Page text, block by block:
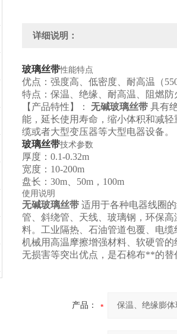
详细说明：
玻璃丝带性能特点
优点：强度高、低密度、耐高
特点：保温、绝缘、耐高温、
【产品特性】：
无碱玻璃丝带 具有
能，延长使用寿命，缩小体积和减
缆或者大型变压器等大型电器设
玻璃丝带技术参数
厚度：0.1-0.32m
宽度：10-200m
盘长：30m、50m，100m
使用说明
无碱玻璃丝带 适用于各种电器线圈
管、斜绕管、天线、玻璃钢，环保
料。工业隔热、石油管道包覆、电
机械用高温摩擦增强材料、软硬管
无损害等突出优点，是石棉布**的替
产品：